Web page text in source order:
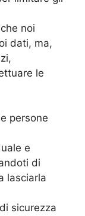
noi
dati, ma,
le
persone
e
di
lasciarla
sicurezza